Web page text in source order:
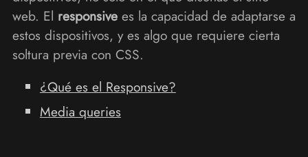
web. El responsivees la capacidad de adaptarse a
estos dispositivos, y es algo que requiere cierta
soltura previa con CSS.
¿Qué es el Responsive?
Media queries